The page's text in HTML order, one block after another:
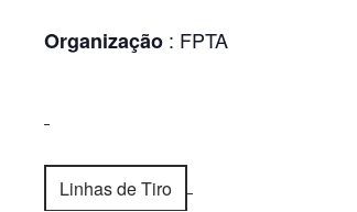
Organização : FPTA
Linhas de Tiro